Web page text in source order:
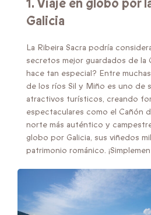
1. Viaje en globo por
Galicia
La Ribeira Sacra podría
secretos mejor guardados de la
hace tan especial? Entre
de los ríos Sil y Miño es uno de
atractivos turísticos, creando
espectaculares como el Cañón
norte más auténtico y
globo por Galicia, sus viñedos
patrimonio románico.